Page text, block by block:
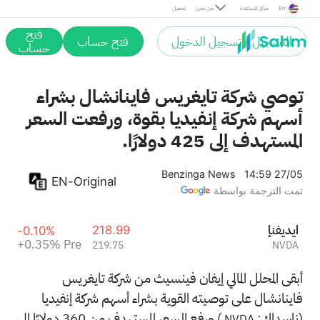
تحميل من نحن مركز المساعدة En
التسجيل / تسجيل الدخول فتح حساب فتح
حساب
توصي شركة تايغريس فاينانشال بشراء
أسهم شركة إنفيديا بقوة، ورفعت السعر
المستهدف إلى 425 دولارًا.
Benzinga News
14:59 27/05
تمت الترجمة بواسطة
EN-Original
إنفيديا
NVDA
218.99
219.75
-0.10%
+0.35% Pre
أبقى المحلل المالي إيفان فينسيث من شركة تايغريس
فاينانشال على توصيته القوية بشراء أسهم شركة إنفيديا